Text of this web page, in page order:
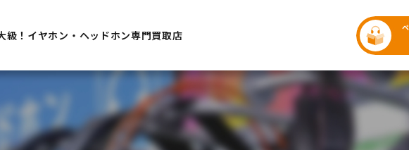
級！イヤホン・ヘッドホン専門買取店